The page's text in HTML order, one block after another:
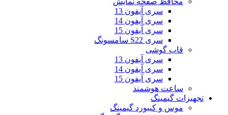
سری آیفون 13
سری آیفون 14
سری آیفون 15
سری S22 سامسونگ
قاب گوشی
سری آیفون 13
سری آیفون 14
سری آیفون 15
ساعت هوشمند
تجهیزات گیمینگ
موس و کیبورد گیمینگ